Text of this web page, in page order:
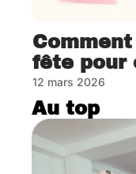
fête pour
12 mars 2026
Au top